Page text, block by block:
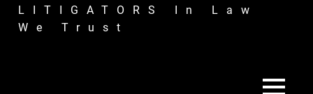
LITIGATORS In Law
We Trust